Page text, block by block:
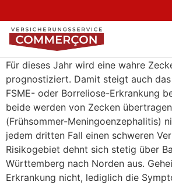
Für dieses Jahr wird eine wahre
prognostiziert. Damit steigt auch
FSME- oder Borreliose-Erkrankung
beide werden von Zecken
(Frühsommer-Meningoenzephalitis)
jedem dritten Fall einen schweren
Risikogebiet dehnt sich stetig über
Württemberg nach Norden aus.
Erkrankung nicht, lediglich die